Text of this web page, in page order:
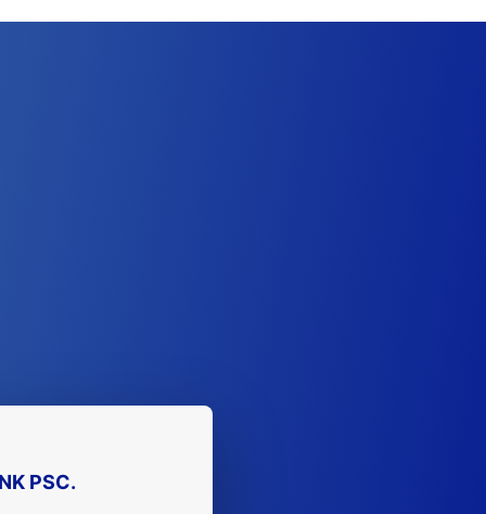
PSC.